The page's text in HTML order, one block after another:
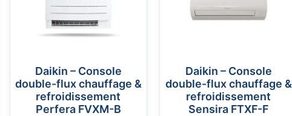
Daikin – Console
double-flux chauffage &
refroidissement
Perfera FVXM-B
Daikin – Console
double-flux chauffage &
refroidissement
Sensira FTXF-F